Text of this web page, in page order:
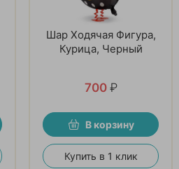
Шар Ходячая Фигура,
Курица, Черный
700 ₽
В корзину
Купить в 1 клик